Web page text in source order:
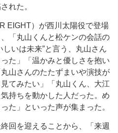
れた。
EIGHT）が西川太陽役で登場
「丸山くんと松ケンの会話の
いは未来”と言う、丸山さん
た」「温かみと優しさを抱い
山さんのたたずまいや演技が
てみたい」「丸山くん、大江
持ちを動かした人だった。め
た」といった声が集まった。
回を迎えることから、「来週